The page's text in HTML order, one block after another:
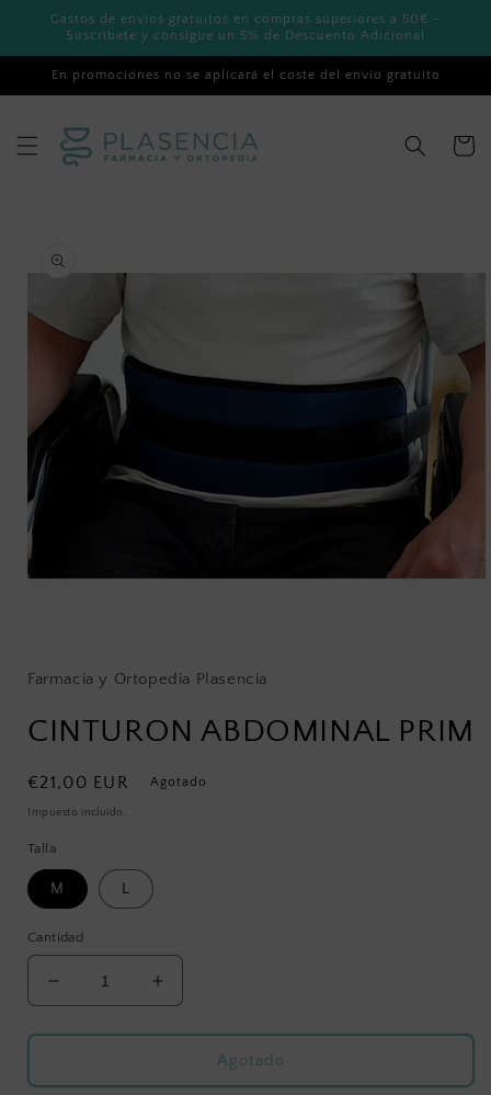
directamente
al contenido
Gastos de envíos gratuitos en compras superiores a 50€ -
Suscríbete y consigue un 5% de Descuento Adicional
En promociones no se aplicará el coste del envío gratuito
Carrito
información
1
ventana
modal
Farmacia y Ortopedia Plasencia
CINTURON ABDOMINAL PRIM
Precio
habitual
€21,00 EUR Agotado
Impuesto incluido.
Talla
M L
Cantidad
Reducir
cantidad
para
ABDOMINAL
Aumentar
cantidad
para
CINTURON
ABDOMINAL
Agotado